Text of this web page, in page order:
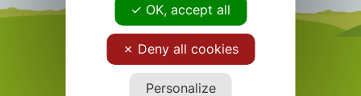
OK, accept all
Deny all cookies
Personalize